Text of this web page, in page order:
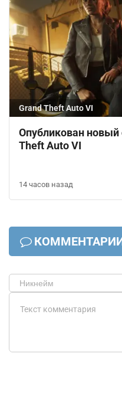
Grand Theft Auto VI
Опубликован
Theft Auto VI
14 часов назад